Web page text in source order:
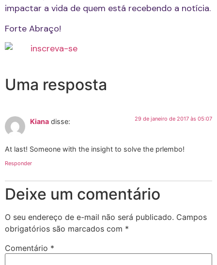
impactar a vida de quem está recebendo a notícia.
Forte Abraço!
Uma resposta
Kiana disse: 29 de janeiro de 2017 às 05:07
At last! Someone with the insight to solve the prlembo!
Responder
Deixe um comentário
O seu endereço de e-mail não será publicado. Campos
obrigatórios são marcados com *
Comentário *